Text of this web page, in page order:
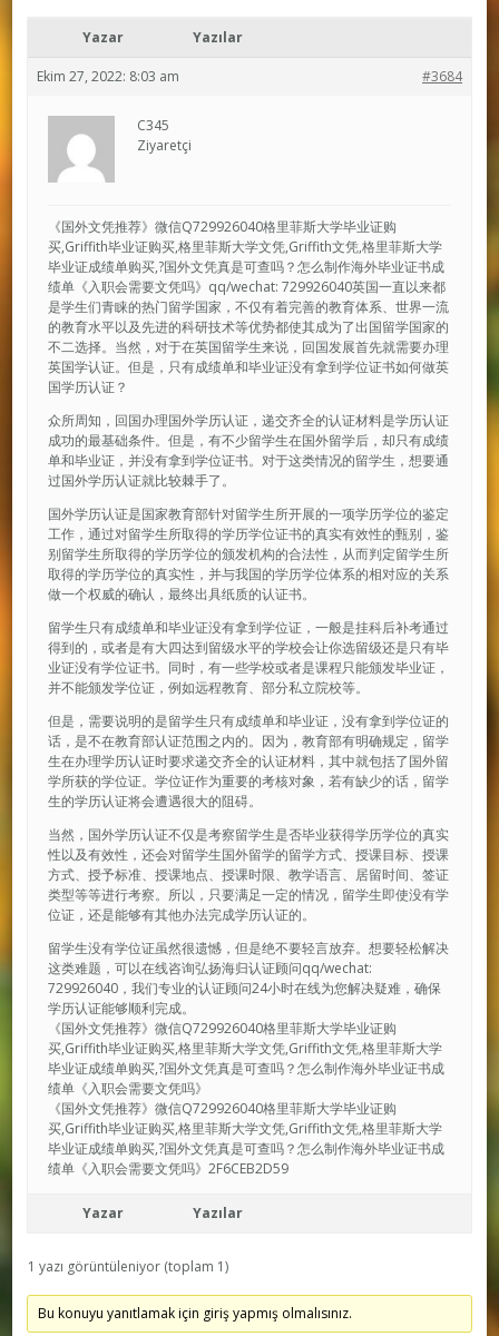
Yazar Yazılar
Ekim 27, 2022: 8:03 am #3684
C345
Ziyaretçi
《国外文凭推荐》微信Q729926040格里菲斯大学毕业证购
买,Griffith毕业证购买,格里菲斯大学文凭,Griffith文凭,格里菲斯大学
毕业证成绩单购买,?国外文凭真是可查吗？怎么制作海外毕业证书成
绩单《入职会需要文凭吗》qq/wechat: 729926040英国一直以来都
是学生们青睐的热门留学国家，不仅有着完善的教育体系、世界一流
的教育水平以及先进的科研技术等优势都使其成为了出国留学国家的
不二选择。当然，对于在英国留学生来说，回国发展首先就需要办理
英国学认证。但是，只有成绩单和毕业证没有拿到学位证书如何做英
国学历认证？
众所周知，回国办理国外学历认证，递交齐全的认证材料是学历认证
成功的最基础条件。但是，有不少留学生在国外留学后，却只有成绩
单和毕业证，并没有拿到学位证书。对于这类情况的留学生，想要通
过国外学历认证就比较棘手了。
国外学历认证是国家教育部针对留学生所开展的一项学历学位的鉴定
工作，通过对留学生所取得的学历学位证书的真实有效性的甄别，鉴
别留学生所取得的学历学位的颁发机构的合法性，从而判定留学生所
取得的学历学位的真实性，并与我国的学历学位体系的相对应的关系
做一个权威的确认，最终出具纸质的认证书。
留学生只有成绩单和毕业证没有拿到学位证，一般是挂科后补考通过
得到的，或者是有大四达到留级水平的学校会让你选留级还是只有毕
业证没有学位证书。同时，有一些学校或者是课程只能颁发毕业证，
并不能颁发学位证，例如远程教育、部分私立院校等。
但是，需要说明的是留学生只有成绩单和毕业证，没有拿到学位证的
话，是不在教育部认证范围之内的。因为，教育部有明确规定，留学
生在办理学历认证时要求递交齐全的认证材料，其中就包括了国外留
学所获的学位证。学位证作为重要的考核对象，若有缺少的话，留学
生的学历认证将会遭遇很大的阻碍。
当然，国外学历认证不仅是考察留学生是否毕业获得学历学位的真实
性以及有效性，还会对留学生国外留学的留学方式、授课目标、授课
方式、授予标准、授课地点、授课时限、教学语言、居留时间、签证
类型等等进行考察。所以，只要满足一定的情况，留学生即使没有学
位证，还是能够有其他办法完成学历认证的。
留学生没有学位证虽然很遗憾，但是绝不要轻言放弃。想要轻松解决
这类难题，可以在线咨询弘扬海归认证顾问qq/wechat:
729926040，我们专业的认证顾问24小时在线为您解决疑难，确保
学历认证能够顺利完成。
《国外文凭推荐》微信Q729926040格里菲斯大学毕业证购
买,Griffith毕业证购买,格里菲斯大学文凭,Griffith文凭,格里菲斯大学
毕业证成绩单购买,?国外文凭真是可查吗？怎么制作海外毕业证书成
绩单《入职会需要文凭吗》
《国外文凭推荐》微信Q729926040格里菲斯大学毕业证购
买,Griffith毕业证购买,格里菲斯大学文凭,Griffith文凭,格里菲斯大学
毕业证成绩单购买,?国外文凭真是可查吗？怎么制作海外毕业证书成
绩单《入职会需要文凭吗》2F6CEB2D59
Yazar Yazılar
1 yazı görüntüleniyor (toplam 1)
Bu konuyu yanıtlamak için giriş yapmış olmalısınız.